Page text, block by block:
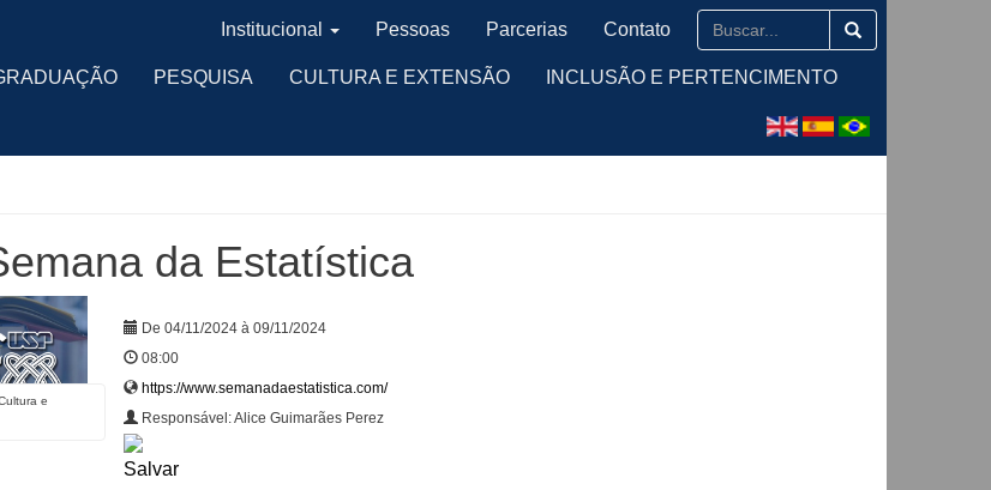
PESQUISA CULTURA E EXTENSÃO INCLUSÃO E PERTENCIMENTO
Institucional Pessoas Parcerias Contato
da Estatística
e
De 04/11/2024 à 09/11/2024
08:00
https://www.semanadaestatistica.com/
Responsável: Alice Guimarães Perez